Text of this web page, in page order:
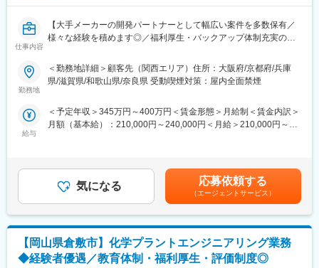
交通費支給あり、資格取得支援・手当あり、寮・社宅・住宅手当
あり、U・Iターン支援ありなど
■充実した教育制度／入社後のフォロー体制充実：
◇人事育成制度…等級制度の定義と連動したカリキュラム体型の
ことでストレスレベルを把握するとともに必要に応じて関連部署
と連携し環境を改善。
仕事内容
【大手メーカーの開発パートナーとして幅広い案件を多数保有／
様々な経験を積めます◎／福利厚生・バックアップ体制充実の中
群】
■業務内容：
務・設計積算を担当していただきます。
ご応募ください。
◇勤務地は岡山県笠岡市で、車通勤が可能です。
◇出張はなく、残業は月20時間程度です。勤務時間は8:30～
17:30までで、ワークライフバランスを重視した働き方ができま
す。
◇地域に根ざした企業で、安定した環境で働けることが魅力で
す。
勤務地
＜勤務地詳細＞顧客先（関西エリア）住所：大阪府/京都府/兵庫
県/滋賀県/和歌山県/奈良県 受動喫煙対策：屋内全面禁煙
給与
＜予定年収＞345万円～400万円＜賃金形態＞月給制＜賃金内訳＞
月額（基本給）：210,000円～240,000円＜月給＞210,000円～
あり、選考を通じて上下する可能性があります。月給(月額)は固定
手当を含めた表記です。
気になる 応募依頼する
（エージェントサービス）
【岡山県倉敷市】化学プラントエンジニアリング業務
◆経験者優遇／教育体制・福利厚生・評価制度◎